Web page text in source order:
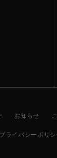
お知らせ
プライバシーポリシ